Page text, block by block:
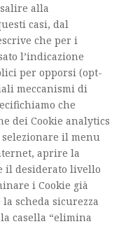
alla
casi, dal
che per i
l’indicazione
per opporsi (opt-
meccanismi di
che
dei Cookie analytics
il menu
aprire la
il desiderato livello
i Cookie già
scheda sicurezza
casella “elimina